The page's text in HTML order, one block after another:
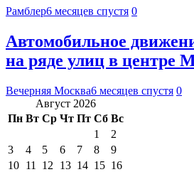
Рамблер6 месяцев спустя 0
Автомобильное
на ряде улиц в центре
Вечерняя Москва6 месяцев спустя 0
Август 2026
Пн Вт Ср Чт Пт Сб Вс
1
2
3
4 5 6 7 8
9
10 11 12 13 14 15 16